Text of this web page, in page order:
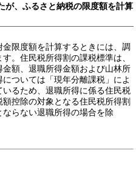
が、ふるさと納税の限度額を計算
限度額を計算するときには、調
。住民税所得割の課税標準は、
額、退職所得金額および山林所
ついては「現年分離課税」によ
るため、退職所得に係る住民税
控除の対象となる住民税所得割
らない退職所得の場合を除